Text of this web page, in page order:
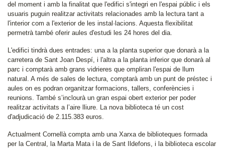
del moment i amb la finalitat que l'edifici s'integri en l'espai públic i els
usuaris puguin realitzar activitats relacionades amb la lectura tant a
l'interior com a l'exterior de les instal·lacions. Aquesta flexibilitat
permetrà també oferir aules d'estudi les 24 hores del dia.
L'edifici tindrà dues entrades: una a la planta superior que donarà a la
carretera de Sant Joan Despí, i l'altra a la planta inferior que donarà al
parc i comptarà amb grans vidrieres que ompliran l'espai de llum
natural. A més de sales de lectura, comptarà amb un punt de préstec i
aules on es podran organitzar formacions, tallers, conferències i
reunions. També s’inclourà un gran espai obert exterior per poder
realitzar activitats a l’aire lliure. La nova biblioteca té un cost
d'adjudicació de 2.115.383 euros.
Actualment Cornellà compta amb una Xarxa de biblioteques formada
per la Central, la Marta Mata i la de Sant Ildefons, i la biblioteca escolar